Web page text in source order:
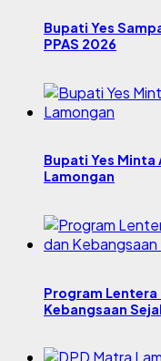
Bupati Yes
PPAS 2026
Bupati Yes Minta
Lamongan
Program Lentera
Kebangsaan